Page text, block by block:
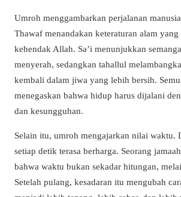
Umroh menggambarkan perjalanan
Thawaf menandakan keteraturan alam
kehendak Allah. Sa’i menunjukkan
menyerah, sedangkan tahallul
kembali dalam jiwa yang lebih bersih.
menegaskan bahwa hidup harus dijalani
dan kesungguhan.
Selain itu, umroh mengajarkan nilai waktu.
setiap detik terasa berharga. Seorang
bahwa waktu bukan sekadar hitungan,
Setelah pulang, kesadaran itu mengubah